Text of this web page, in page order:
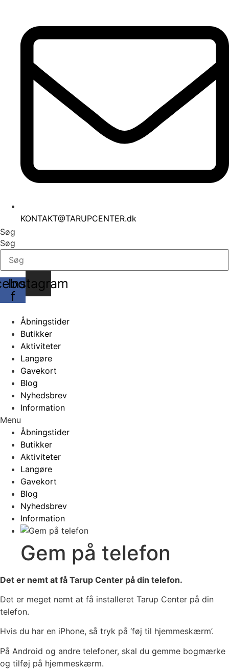
indhold
KONTAKT@TARUPCENTER.dk
Søg
Søg
f
Instagram
Åbningstider
Butikker
Aktiviteter
Langøre
Gavekort
Blog
Nyhedsbrev
Information
Menu
Åbningstider
Butikker
Aktiviteter
Langøre
Gavekort
Blog
Nyhedsbrev
Information
Gem på telefon
Det er nemt at få Tarup Center på din telefon.
Det er meget nemt at få installeret Tarup Center på din
telefon.
Hvis du har en iPhone, så tryk på ‘føj til hjemmeskærm’.
På Android og andre telefoner, skal du gemme bogmærke
og tilføj på hjemmeskærm.